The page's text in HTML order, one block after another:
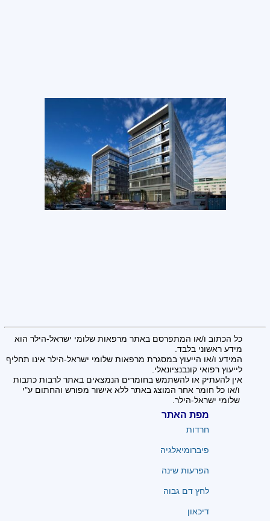
כל הכתוב ו/או המתפרסם באתר מרפאות שלומי ישראל-הילר הוא
מידע ראשוני בלבד.
המידע ו/או הייעוץ במסגרת מרפאות שלומי ישראל-הילר אינו תחליף
לייעוץ רפואי קונבנציונאלי.
אין להעתיק או להשתמש בחומרים הנמצאים באתר לרבות כתבות
ו/או כל חומר אחר המוצג באתר ללא אישור מפורש והחתום ע"י
שלומי ישראל-הילר.
מפת האתר
חרדות
פיברומיאלגיה
הפרעות שינה
לחץ דם גבוה
דיכאון